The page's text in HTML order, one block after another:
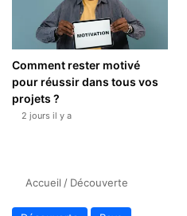
Comment rester motivé
pour réussir dans tous vos
projets ?
2 jours il y a